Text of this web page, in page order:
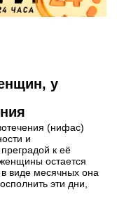
у
(нифас)
и
к её
остается
виде месячных она
эти дни,